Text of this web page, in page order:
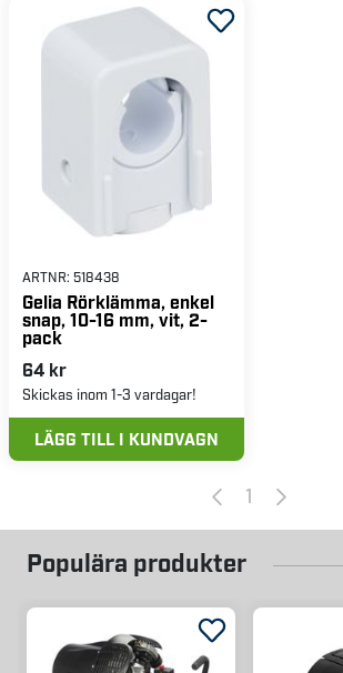
ARTNR: 518438
Gelia Rörklämma, enkel
snap, 10-16 mm, vit, 2-
pack
64 kr
Skickas inom 1-3 vardagar!
LÄGG TILL I KUNDVAGN
1
Populära produkter